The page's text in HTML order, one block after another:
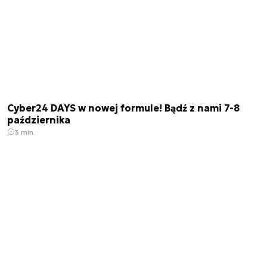
Cyber24 DAYS w nowej formule! Bądź z nami 7-8
października
3 min.